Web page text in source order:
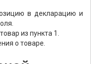
в декларацию и
из пункта 1.
о товаре.